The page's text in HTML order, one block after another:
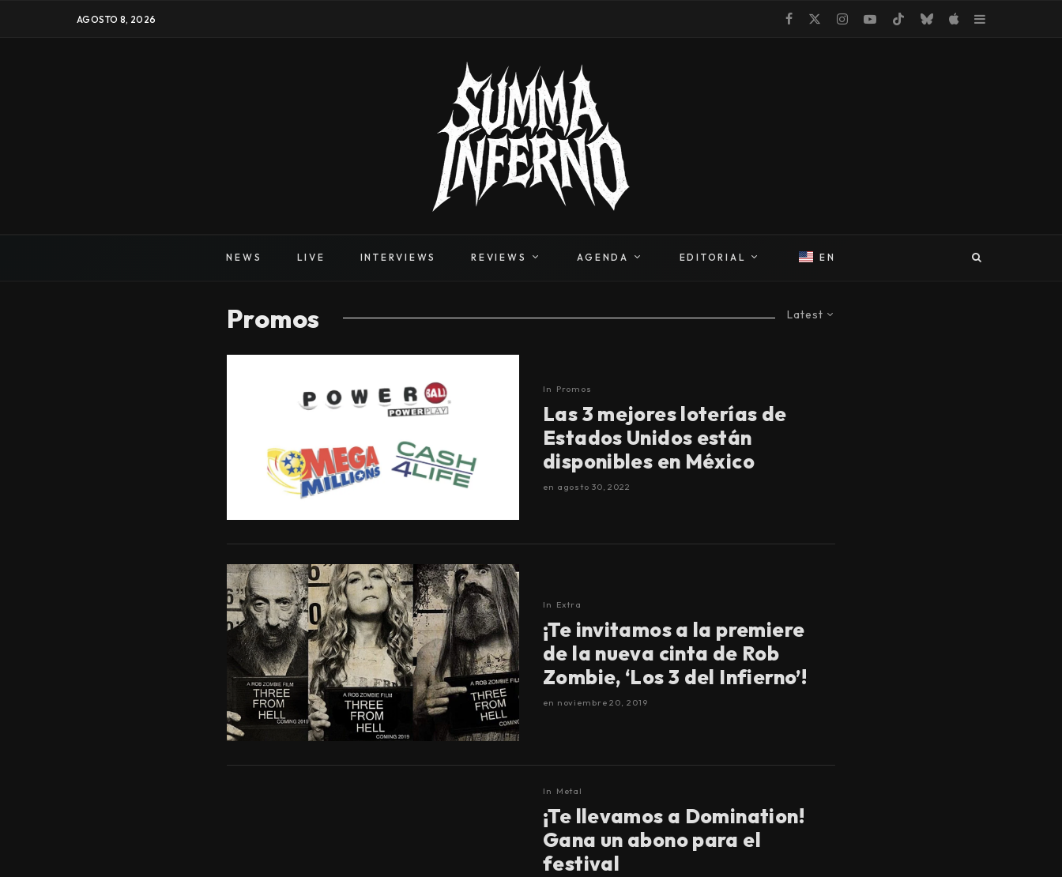
AGOSTO 8, 2026
NEWS LIVE INTERVIEWS REVIEWS AGENDA EDITORIAL EN
Latest
Promos
In Promos
Las 3 mejores loterías de
Estados Unidos están
disponibles en México
en agosto 30, 2022
In Extra
¡Te invitamos a la premiere
de la nueva cinta de Rob
Zombie, ‘Los 3 del Infierno’!
en noviembre 20, 2019
In Metal
¡Te llevamos a Domination!
Gana un abono para el
festival